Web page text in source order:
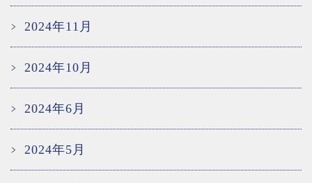
2024年11月
2024年10月
2024年6月
2024年5月